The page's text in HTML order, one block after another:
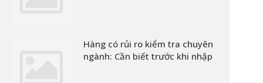
Hàng có rủi ro kiểm tra chuyên
ngành: Cần biết trước khi nhập